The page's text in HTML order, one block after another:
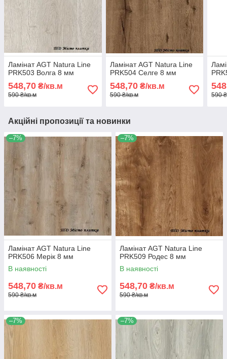
Ламінат AGT Natura Line
PRK503 Волга 8 мм
548,70 ₴/кв.м
590 ₴/кв.м
Ламінат AGT Natura Line
PRK504 Селге 8 мм
548,70₴/кв.м
590 ₴/кв.м 590
Акційні пропозиції та новинки
–7%
Ламінат AGT Natura Line
PRK506 Мерік 8 мм
В наявності
548,70 ₴/кв.м
590 ₴/кв.м
–7%
Ламінат AGT Natura Line
PRK509 Родес 8 мм
В наявності
548,70 ₴/кв.м
590 ₴/кв.м
–7% –7%